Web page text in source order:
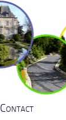
Contact